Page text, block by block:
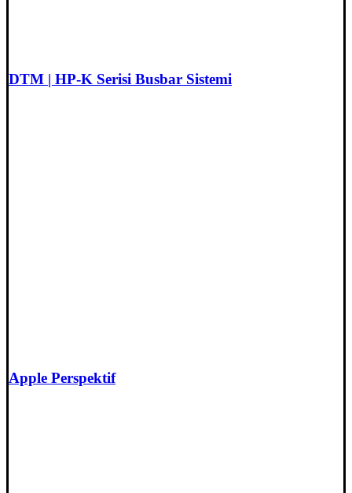
DTM | HP-K Serisi Busbar Sistemi
Apple Perspektif